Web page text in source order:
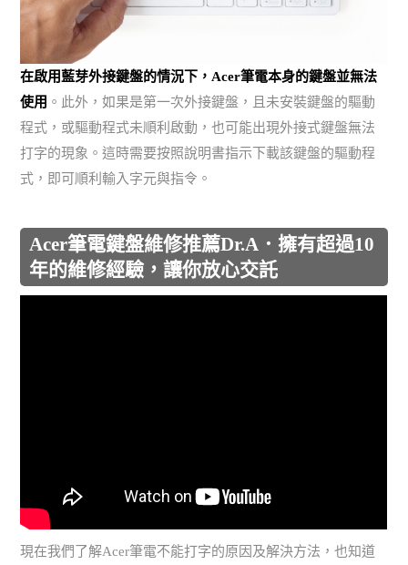
在啟用藍芽外接鍵盤的情況下，Acer筆電本身的鍵盤並無法
使用 。此外，如果是第一次外接鍵盤，且未安裝鍵盤的驅動
程式，或驅動程式未順利啟動，也可能出現外接式鍵盤無法
打字的現象。這時需要按照說明書指示下載該鍵盤的驅動程
式，即可順利輸入字元與指令。
Acer筆電鍵盤維修推薦Dr.A．擁有超過10
年的維修經驗，讓你放心交託
現在我們了解Acer筆電不能打字的原因及解決方法，也知道